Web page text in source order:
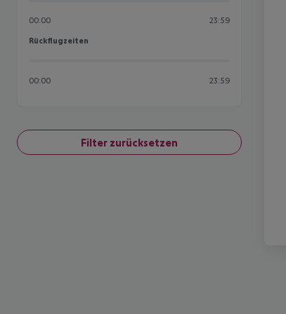
00:00 23:59
Rückflugzeiten
Rückflugzeiten
00:00 23:59
Filter zurücksetzen